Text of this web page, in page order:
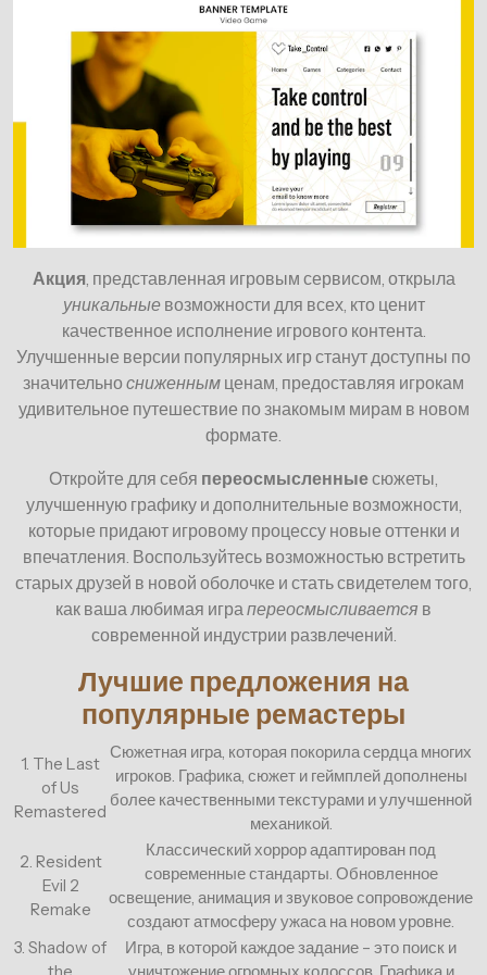
Акция, представленная игровым сервисом, открыла
уникальныевозможности для всех, кто ценит
качественное исполнение игрового контента.
Улучшенные версии популярных игр станут доступны по
значительносниженным ценам, предоставляя игрокам
удивительное путешествие по знакомым мирам в новом
формате.
Откройте для себя переосмысленныесюжеты,
улучшенную графику и дополнительные возможности,
которые придают игровому процессу новые оттенки и
впечатления. Воспользуйтесь возможностью встретить
старых друзей в новой оболочке и стать свидетелем того,
как ваша любимая играпереосмысливается в
современной индустрии развлечений.
Лучшие предложения на
популярные ремастеры
1. The Last
of Us
Remastered
Сюжетная игра, которая покорила сердца многих
игроков. Графика, сюжет и геймплей дополнены
более качественными текстурами и улучшенной
механикой.
2. Resident
Evil 2
Remake
Классический хоррор адаптирован под
современные стандарты. Обновленное
освещение, анимация и звуковое сопровождение
создают атмосферу ужаса на новом уровне.
3. Shadow of
Игра, в которой каждое задание – это поиск и